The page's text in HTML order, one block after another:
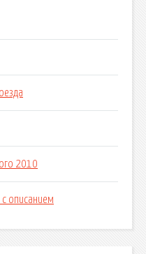
2010
описанием